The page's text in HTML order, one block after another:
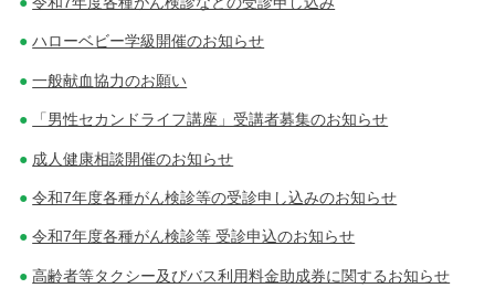
ハローベビー学級開催のお知らせ
一般献血協力のお願い
「男性セカンドライフ講座」受講者募集のお知らせ
成人健康相談開催のお知らせ
令和7年度各種がん検診等の受診申し込みのお知らせ
令和7年度各種がん検診等 受診申込のお知らせ
高齢者等タクシー及びバス利用料金助成券に関するお知らせ